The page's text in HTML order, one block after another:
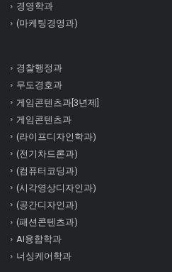
경영학과
(마케팅경영과)
경찰행정과
무도경호과
게임콘텐츠과[3년제]
게임콘텐츠과
(라이프디자인학과)
(전기차드론과)
(컴퓨터코딩과)
(시각영상디자인과)
(공간디자인과)
(패션콘텐츠과)
AI융합학과
너싱케어학과